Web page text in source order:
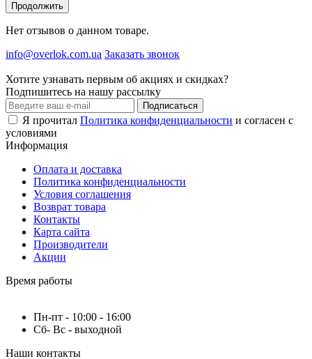
Продолжить
Нет отзывов о данном товаре.
info@overlok.com.ua Заказать звонок
Хотите узнавать первым об акциях и скидках?
Подпишитесь на нашу рассылку
Подписаться
Я прочитал Политика конфиденциальности и согласен с
условиями
Информация
Оплата и доставка
Политика конфиденциальности
Условия соглашения
Возврат товара
Контакты
Карта сайта
Производители
Акции
Время работы
Пн-пт - 10:00 - 16:00
Сб- Вс - выходной
Наши контакты